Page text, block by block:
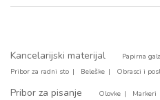
Kancelarijski materijal Papirna
Pribor za radni sto
Beleške Obrasci i
Pribor za pisanje Olovke Markeri